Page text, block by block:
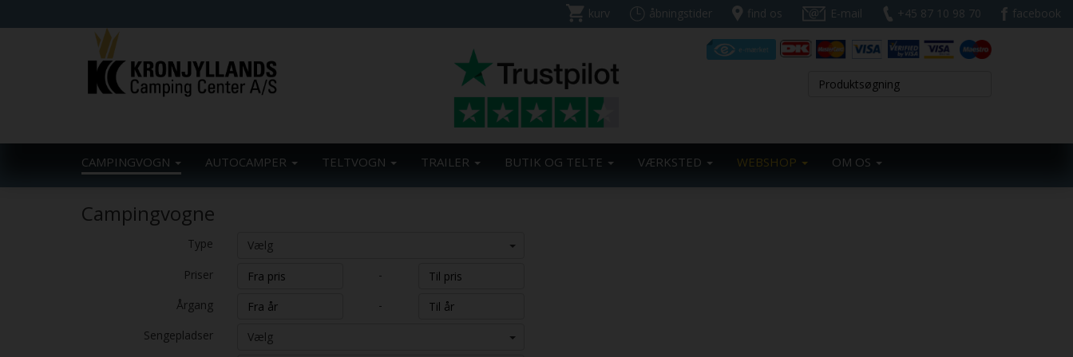
kurv åbningstider find os E-mail +45 87 10 98 70 facebook
CAMPINGVOGN AUTOCAMPER TELTVOGN TRAILER BUTIK OG TELTE VÆRKSTED WEBSHOP OM OS
Campingvogne
Type
Vælg
Priser
-
Årgang
-
Sengepladser
Vælg